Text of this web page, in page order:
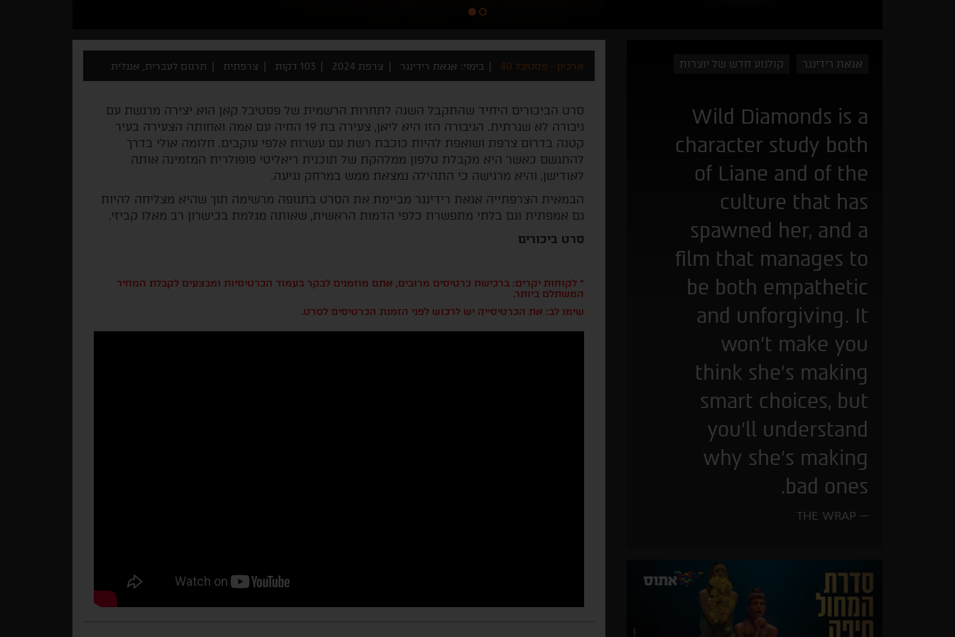
אגאת רידינגר קולנוע חדש של יוצרות
Wild Diamonds is a
character study both
of Liane and of the
culture that has
spawned her, and a
film that manages to
be both empathetic
and unforgiving. It
won’t make you
think she’s making
smart choices, but
you’ll understand
why she’s making
bad ones.
THE WRAP
ארכיון - פסטיבל 40 בימוי: אגאת רידינגר צרפת 2024 103 דקות צרפתית תרגום לעברית, אנגלית
סרט הביכורים היחיד שהתקבל השנה לתחרות הרשמית של פסטיבל קאן הוא יצירה מרגשת עם
גיבורה לא שגרתית. הגיבורה הזו היא ליאן, צעירה בת 19 החיה עם אמה ואחותה הצעירה בעיר
קטנה בדרום צרפת ושואפת להיות כוכבת רשת עם עשרות אלפי עוקבים. חלומה אולי בדרך
להתגשם כאשר היא מקבלת טלפון ממלהקת של תוכנית ריאליטי פופולרית המזמינה אותה
לאודישן, והיא מרגישה כי התהילה נמצאת ממש במרחק נגיעה.
הבמאית הצרפתייה אגאת רידינגר מביימת את הסרט בתנופה מרשימה תוך שהיא מצליחה להיות
גם אמפתית וגם בלתי מתפשרת כלפי הדמות הראשית, שאותה מגלמת בכישרון רב מאלו קביזי.
סרט ביכורים
* לקוחות יקרים: ברכישת כרטיסים מרובים, אתם מוזמנים לבקר בעמוד הכרטיסיות ומבצעים לקבלת המחיר
המשתלם ביותר.
שימו לב: את הכרטיסייה יש לרכוש לפני הזמנת הכרטיסים לסרט.